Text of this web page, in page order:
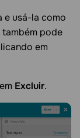
e usá-la como
pode
em
Excluir.